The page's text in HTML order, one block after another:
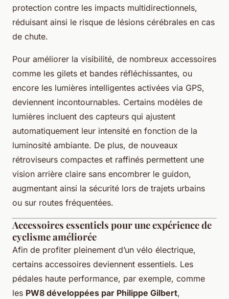
protection contre les impacts multidirectionnels,
réduisant ainsi le risque de lésions cérébrales en cas
de chute.
Pour améliorer la visibilité, de nombreux accessoires
comme les gilets et bandes réfléchissantes, ou
encore les lumières intelligentes activées via GPS,
deviennent incontournables. Certains modèles de
lumières incluent des capteurs qui ajustent
automatiquement leur intensité en fonction de la
luminosité ambiante. De plus, de nouveaux
rétroviseurs compactes et raffinés permettent une
vision arrière claire sans encombrer le guidon,
augmentant ainsi la sécurité lors de trajets urbains
ou sur routes fréquentées.
Accessoires essentiels pour une expérience de
cyclisme améliorée
Afin de profiter pleinement d’un vélo électrique,
certains accessoires deviennent essentiels. Les
pédales haute performance, par exemple, comme
les PW8 développées par Philippe Gilbert,